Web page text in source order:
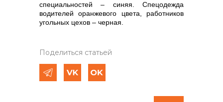
специальностей – синяя. Спецодежда
водителей оранжевого цвета, работников
угольных цехов – черная.
Поделиться статьей